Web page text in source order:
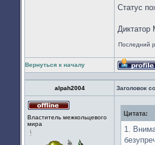
Статус
Диктатор
Последний
Вернуться к началу
alpah2004 Заголовок
в
Властитель межкольцевого
мира
Цитата:
1.